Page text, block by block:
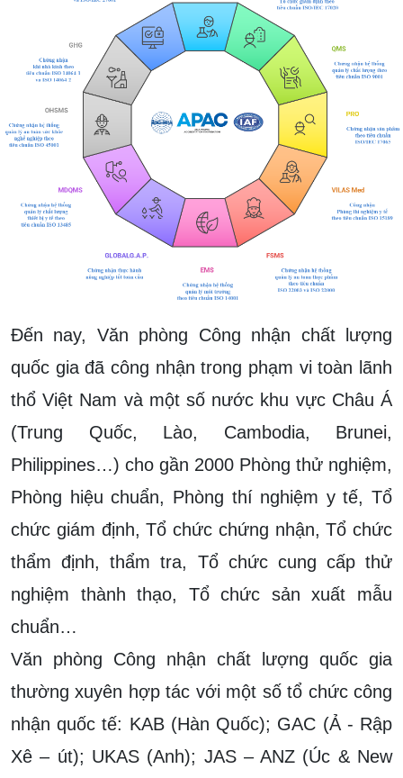
Đến nay, Văn phòng Công nhận chất lượng
quốc gia đã công nhận trong phạm vi toàn lãnh
thổ Việt Nam và một số nước khu vực Châu Á
(Trung Quốc, Lào, Cambodia, Brunei,
Philippines…) cho gần 2000 Phòng thử nghiệm,
Phòng hiệu chuẩn, Phòng thí nghiệm y tế, Tổ
chức giám định, Tổ chức chứng nhận, Tổ chức
thẩm định, thẩm tra, Tổ chức cung cấp thử
nghiệm thành thạo, Tổ chức sản xuất mẫu
chuẩn…
Văn phòng Công nhận chất lượng quốc gia
thường xuyên hợp tác với một số tổ chức công
nhận quốc tế: KAB (Hàn Quốc); GAC (Ả - Rập
Xê – út); UKAS (Anh); JAS – ANZ (Úc & New